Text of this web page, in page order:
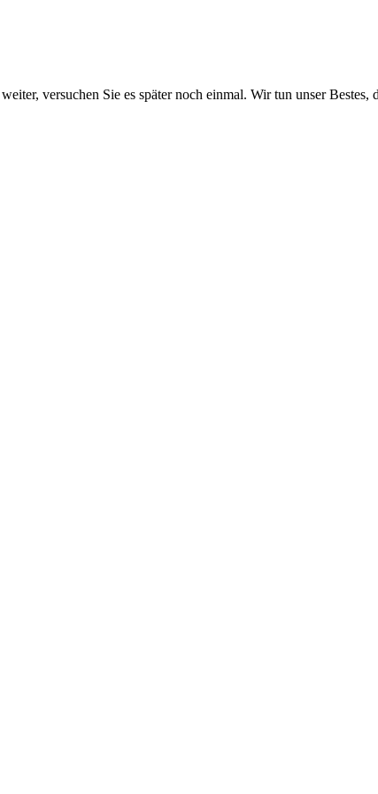
versuchen Sie es später noch einmal. Wir tun unser